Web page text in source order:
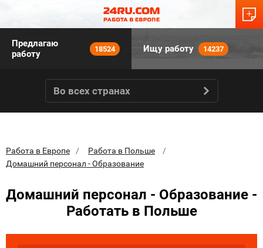
Предлагаю
работу
18524 Ищу работу 14237
Во всех странах
Работа в Европе
Работа в Польше
Домашний персонал - Образование
Домашний персонал - Образование -
Работать в Польше